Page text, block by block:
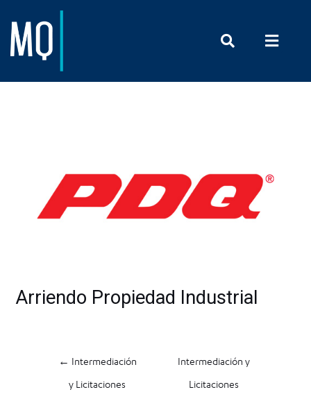
Arriendo Propiedad Industrial
← Intermediación
y Licitaciones
Intermediación y
Licitaciones